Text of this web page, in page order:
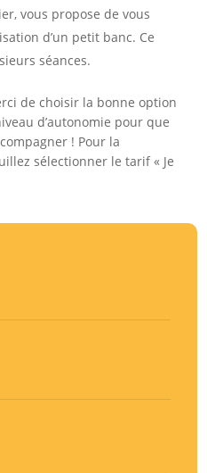
vous propose de vous
d’un petit banc. Ce
séances.
de choisir la bonne option
d’autonomie pour que
! Pour la
sélectionner le tarif « Je